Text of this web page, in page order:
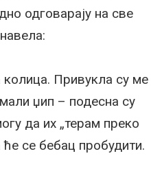
одговарају на све
Привукла су ме
џип – подесна су
да их „терам преко
се бебац пробудити.